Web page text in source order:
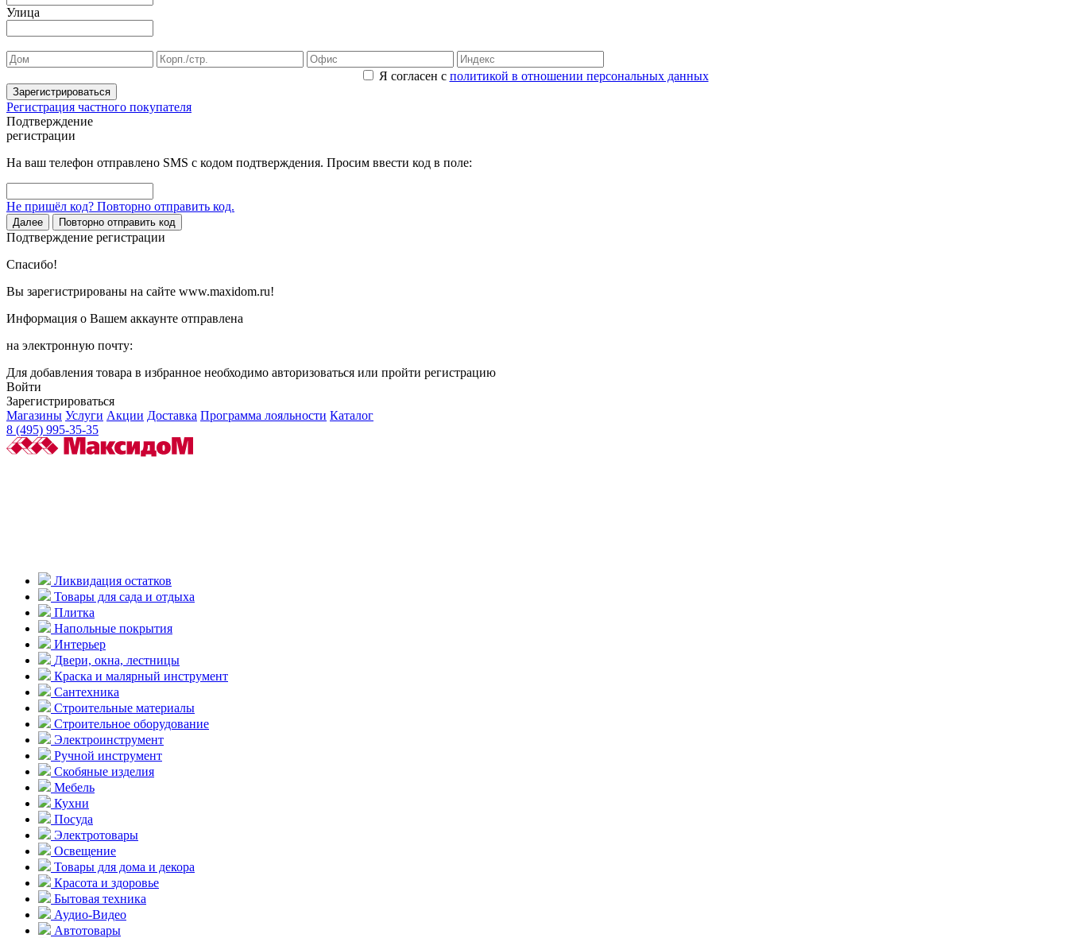
Улица
Я согласен с политикой в отношении персональных данных
Зарегистрироваться
Регистрация частного покупателя
Подтверждение
регистрации
На ваш телефон отправлено SMS с кодом подтверждения. Просим ввести код в поле:
Не пришёл код? Повторно отправить код.
Далее Повторно отправить код
Подтверждение регистрации
Спасибо!
Вы зарегистрированы на сайте www.maxidom.ru!
Информация о Вашем аккаунте отправлена
на электронную почту:
Для добавления товара в избранное необходимо авторизоваться или пройти регистрацию
Войти
Зарегистрироваться
Магазины Услуги Акции Доставка Программа лояльности Каталог
8 (495) 995-35-35
Ликвидация остатков
Товары для сада и отдыха
Плитка
Напольные покрытия
Интерьер
Двери, окна, лестницы
Краска и малярный инструмент
Сантехника
Строительные материалы
Строительное оборудование
Электроинструмент
Ручной инструмент
Скобяные изделия
Мебель
Кухни
Посуда
Электротовары
Освещение
Товары для дома и декора
Красота и здоровье
Бытовая техника
Аудио-Видео
Автотовары